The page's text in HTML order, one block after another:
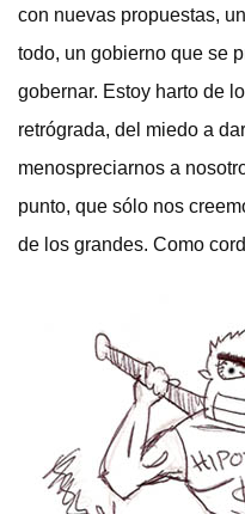
con nuevas propuestas,
todo, un gobierno que se
gobernar. Estoy harto de
retrógrada, del miedo a
menospreciarnos a
punto, que sólo nos
de los grandes. Como